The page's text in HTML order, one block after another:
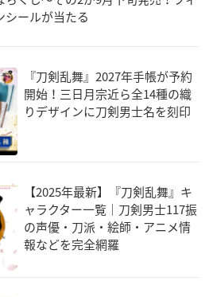
シールが当たる
『刀剣乱舞』2027年手帳が予約
開始！三日月宗近ら全14種の織
りデザインに刀剣男士名を刻印
【2025年最新】『刀剣乱舞』キ
ャラクター一覧｜刀剣男士117振
の声優・刀派・絵師・アニメ情
報などを完全網羅